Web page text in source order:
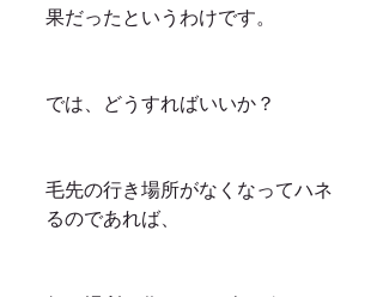
果だったというわけです。
では、どうすればいいか？
毛先の行き場所がなくなってハネ
るのであれば、